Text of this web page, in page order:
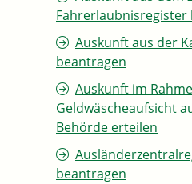
Fahrerlaubnisregister
Auskunft aus der
beantragen
Auskunft im
Geldwäscheaufsicht
Behörde erteilen
beantragen